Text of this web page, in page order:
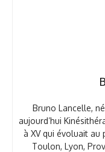
Bruno Lancelle,
aujourd’hui
à XV qui évoluait au
Toulon, Lyon,